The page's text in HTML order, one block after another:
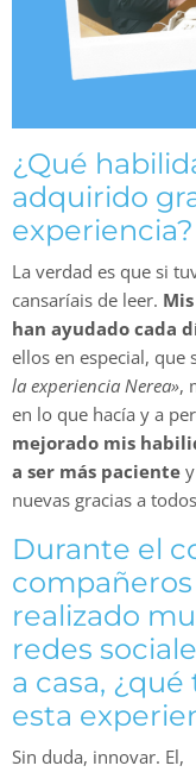
¿Qué
adquirido
experiencia?
La verdad es que si
cansaríais de leer.
han ayudado cada
ellos en especial, que
la experiencia Nerea»,
en lo que hacía y a
mejorado mis
a ser más paciente
nuevas gracias a
Durante el
realizado
redes
a casa,
esta
Sin duda, innovar. El,